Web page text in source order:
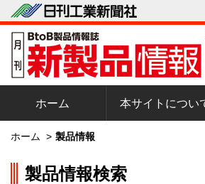
ホーム 本サイトについ
ホーム > 製品情報
製品情報検索